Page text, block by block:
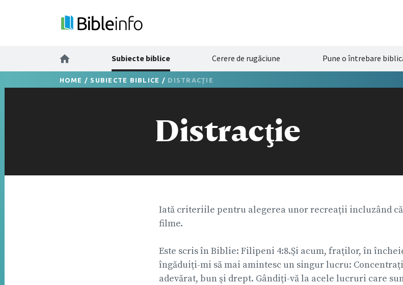
Subiecte biblice Cerere de rugăciune Pune o întrebare
HOME / SUBIECTE BIBLICE / DISTRACŢIE
Distracţie
Iată criteriile pentru alegerea unor recreaţii incluzând
filme.
Este scris în Biblie: Filipeni 4:8.Şi acum, fraţilor, în
îngăduiţi-mi să mai amintesc un singur lucru:
adevărat, bun şi drept. Gândiţi-vă la acele lucruri care